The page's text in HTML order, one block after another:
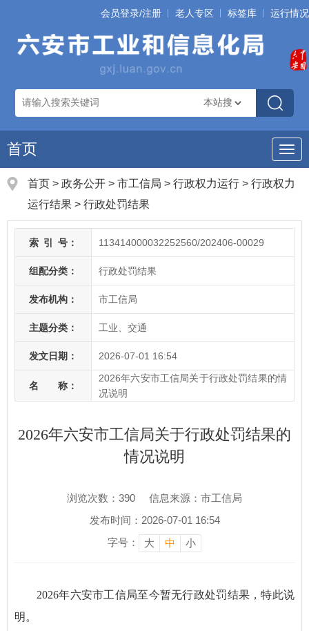
会员登录/注册 老人专区 标签库 运行情况
导
航
首页
首页 > 政务公开 > 市工信局 > 行政权力运行 > 行政权力
运行结果 > 行政处罚结果
索 引 号： 113414000032252560/202406-00029
组配分类： 行政处罚结果
发布机构： 市工信局
主题分类： 工业、交通
发文日期： 2026-07-01 16:54
名 称：
2026年六安市工信局关于行政处罚结果的情
况说明
2026年六安市工信局关于行政处罚结果的
情况说明
浏览次数： 390
信息来源：市工信局
发布时间：2026-07-01 16:54
字号：
大 中 小
2026年六安市工信局至今暂无行政处罚结果，特此说
明。